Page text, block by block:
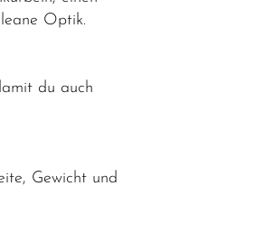
Optik.
du auch
Gewicht und